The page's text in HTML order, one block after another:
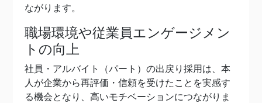
ながります。
職場環境や従業員エンゲージメン
トの向上
社員・アルバイト（パート）の出戻り採用は、本
人が企業から再評価・信頼を受けたことを実感す
る機会となり、高いモチベーションにつながりま